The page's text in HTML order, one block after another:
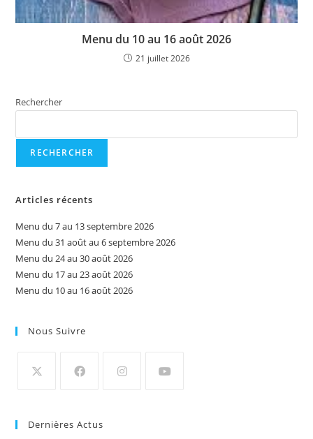
Menu du 10 au 16 août 2026
21 juillet 2026
Rechercher
RECHERCHER
Articles récents
Menu du 7 au 13 septembre 2026
Menu du 31 août au 6 septembre 2026
Menu du 24 au 30 août 2026
Menu du 17 au 23 août 2026
Menu du 10 au 16 août 2026
Nous Suivre
Dernières Actus